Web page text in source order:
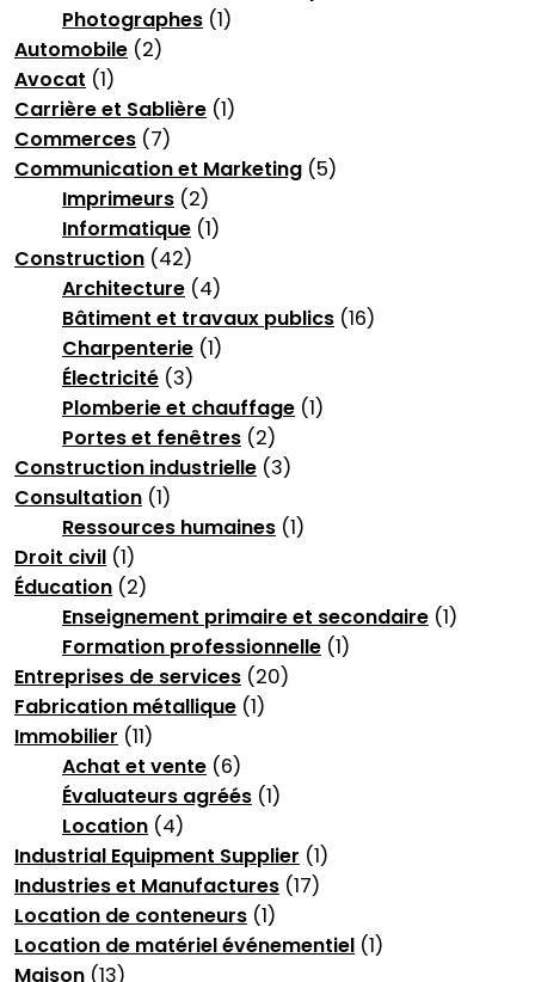
Photographes (1)
Automobile (2)
Avocat (1)
Carrière et Sablière (1)
Commerces (7)
Communication et Marketing (5)
Imprimeurs (2)
Informatique (1)
Construction (42)
Architecture (4)
Bâtiment et travaux publics (16)
Charpenterie (1)
Électricité (3)
Plomberie et chauffage (1)
Portes et fenêtres (2)
Construction industrielle (3)
Consultation (1)
Ressources humaines (1)
Droit civil (1)
Éducation (2)
Enseignement primaire et secondaire (1)
Formation professionnelle (1)
Entreprises de services (20)
Fabrication métallique (1)
Immobilier (11)
Achat et vente (6)
Évaluateurs agréés (1)
Location (4)
Industrial Equipment Supplier (1)
Industries et Manufactures (17)
Location de conteneurs (1)
Location de matériel événementiel (1)
Maison (13)